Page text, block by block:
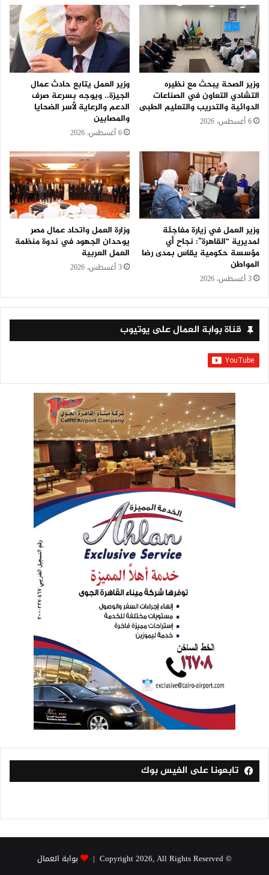
وزير الصحة يبحث مع نظيره
التشادي التعاون في الصناعات
الدوائية والتدريب والتعليم الطبى
6 أغسطس، 2026
وزير العمل يتابع حادث عمال
الجيزة.. ويوجه بسرعة صرف
الدعم والرعاية لأسر الضحايا
والمصابين
6 أغسطس، 2026
وزير العمل في زيارة مفاجئة
لمديرية “القاهرة”: نجاح أي
مؤسسة حكومية يقاس بمدى رضا
المواطن
3 أغسطس، 2026
وزارة العمل واتحاد عمال مصر
يوحدان الجهود في ندوة منظمة
العمل العربية
3 أغسطس، 2026
قناة بوابة العمال على يوتيوب
تابعونا على الفيس بوك
© Copyright 2026, All Rights Reserved | بوابة العمال